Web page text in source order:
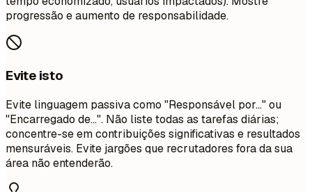
progressão e aumento de responsabilidade.
Evite isto
Evite linguagem passiva como "Responsável por..." ou
"Encarregado de...". Não liste todas as tarefas diárias;
concentre-se em contribuições significativas e resultados
mensuráveis. Evite jargões que recrutadores fora da sua
área não entenderão.